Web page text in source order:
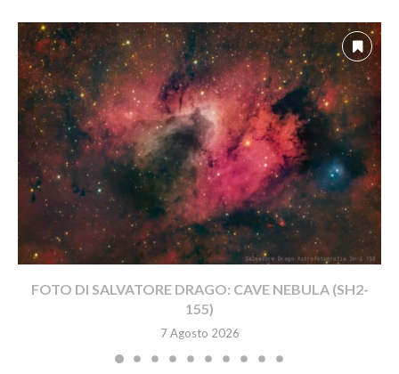
FOTO DI SALVATORE DRAGO: CAVE NEBULA (SH2-
155)
7 Agosto 2026